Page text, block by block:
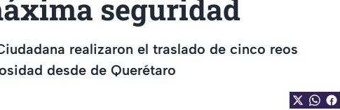
seguridad
realizaron el traslado de cinco reos
desde de Querétaro